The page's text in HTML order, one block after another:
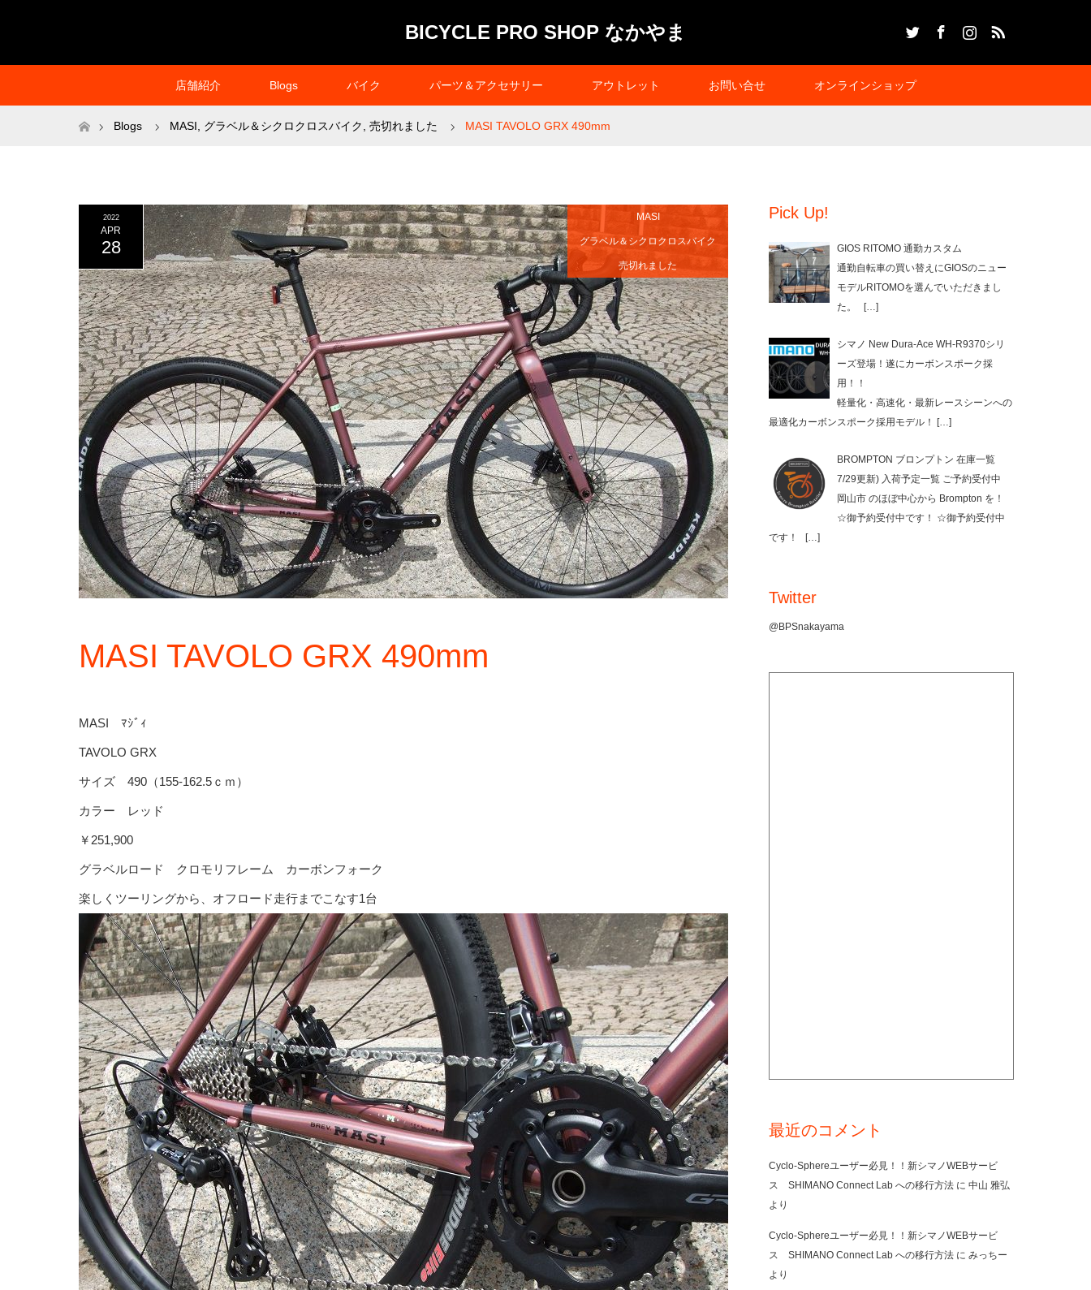
BICYCLE PRO SHOP なかやま
店舗紹介 Blogs バイク パーツ＆アクセサリー アウトレット お問い合せ オンラインショップ
ホームBlogs MASI グラベル＆シクロクロスバイク 売切れました MASI TAVOLO GRX 490mm
2022
APR
28
MASI
グラベル＆シクロクロスバイク
売切れました
MASI TAVOLO GRX 490mm
MASI ﾏｼﾞｨ
TAVOLO GRX
サイズ 490（155-162.5ｃｍ）
カラー レッド
￥251,900
グラベルロード クロモリフレーム カーボンフォーク
楽しくツーリングから、オフロード走行までこなす1台
Pick Up!
GIOS RITOMO 通勤カスタム
通勤自転車の買い替えにGIOSのニュー
モデルRITOMOを選んでいただきまし
た。
[…]
シマノ New Dura-Ace WH-R9370シリ
ーズ登場！遂にカーボンスポーク採
用！！
軽量化・高速化・最新レースシーンへの
最適化カーボンスポーク採用モデル！
[…]
BROMPTON ブロンプトン 在庫一覧
7/29更新) 入荷予定一覧 ご予約受付中
岡山市 のほぼ中心から Brompton を！
☆御予約受付中です！ ☆御予約受付中
です！
[…]
Twitter
@BPSnakayama
最近のコメント
Cyclo-Sphereユーザー必見！！新シマノWEBサービ
ス SHIMANO Connect Lab への移行方法 に 中山 雅弘
より
Cyclo-Sphereユーザー必見！！新シマノWEBサービ
ス SHIMANO Connect Lab への移行方法 に みっちー
より